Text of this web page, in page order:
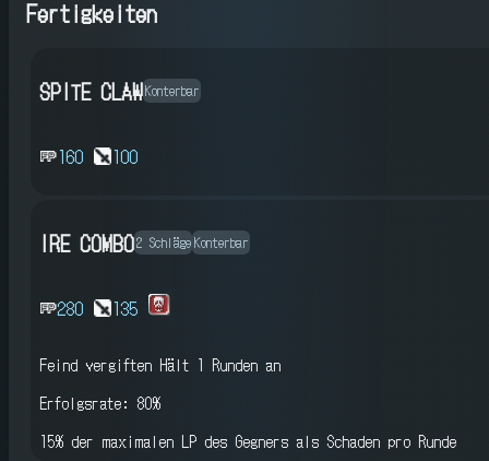
Fertigkeiten
SPITE CLAWKonterbar
160 100
IRE COMBO2 Schläge Konterbar
280 135
Feind vergiften Hält 1 Runden an
Erfolgsrate: 80%
15% der maximalen LP des Gegners als Schaden pro Runde